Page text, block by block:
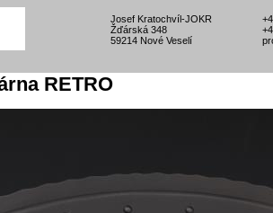
Josef Kratochvíl-JOKR
Žďárská 348
59214 Nové Veselí
RETRO